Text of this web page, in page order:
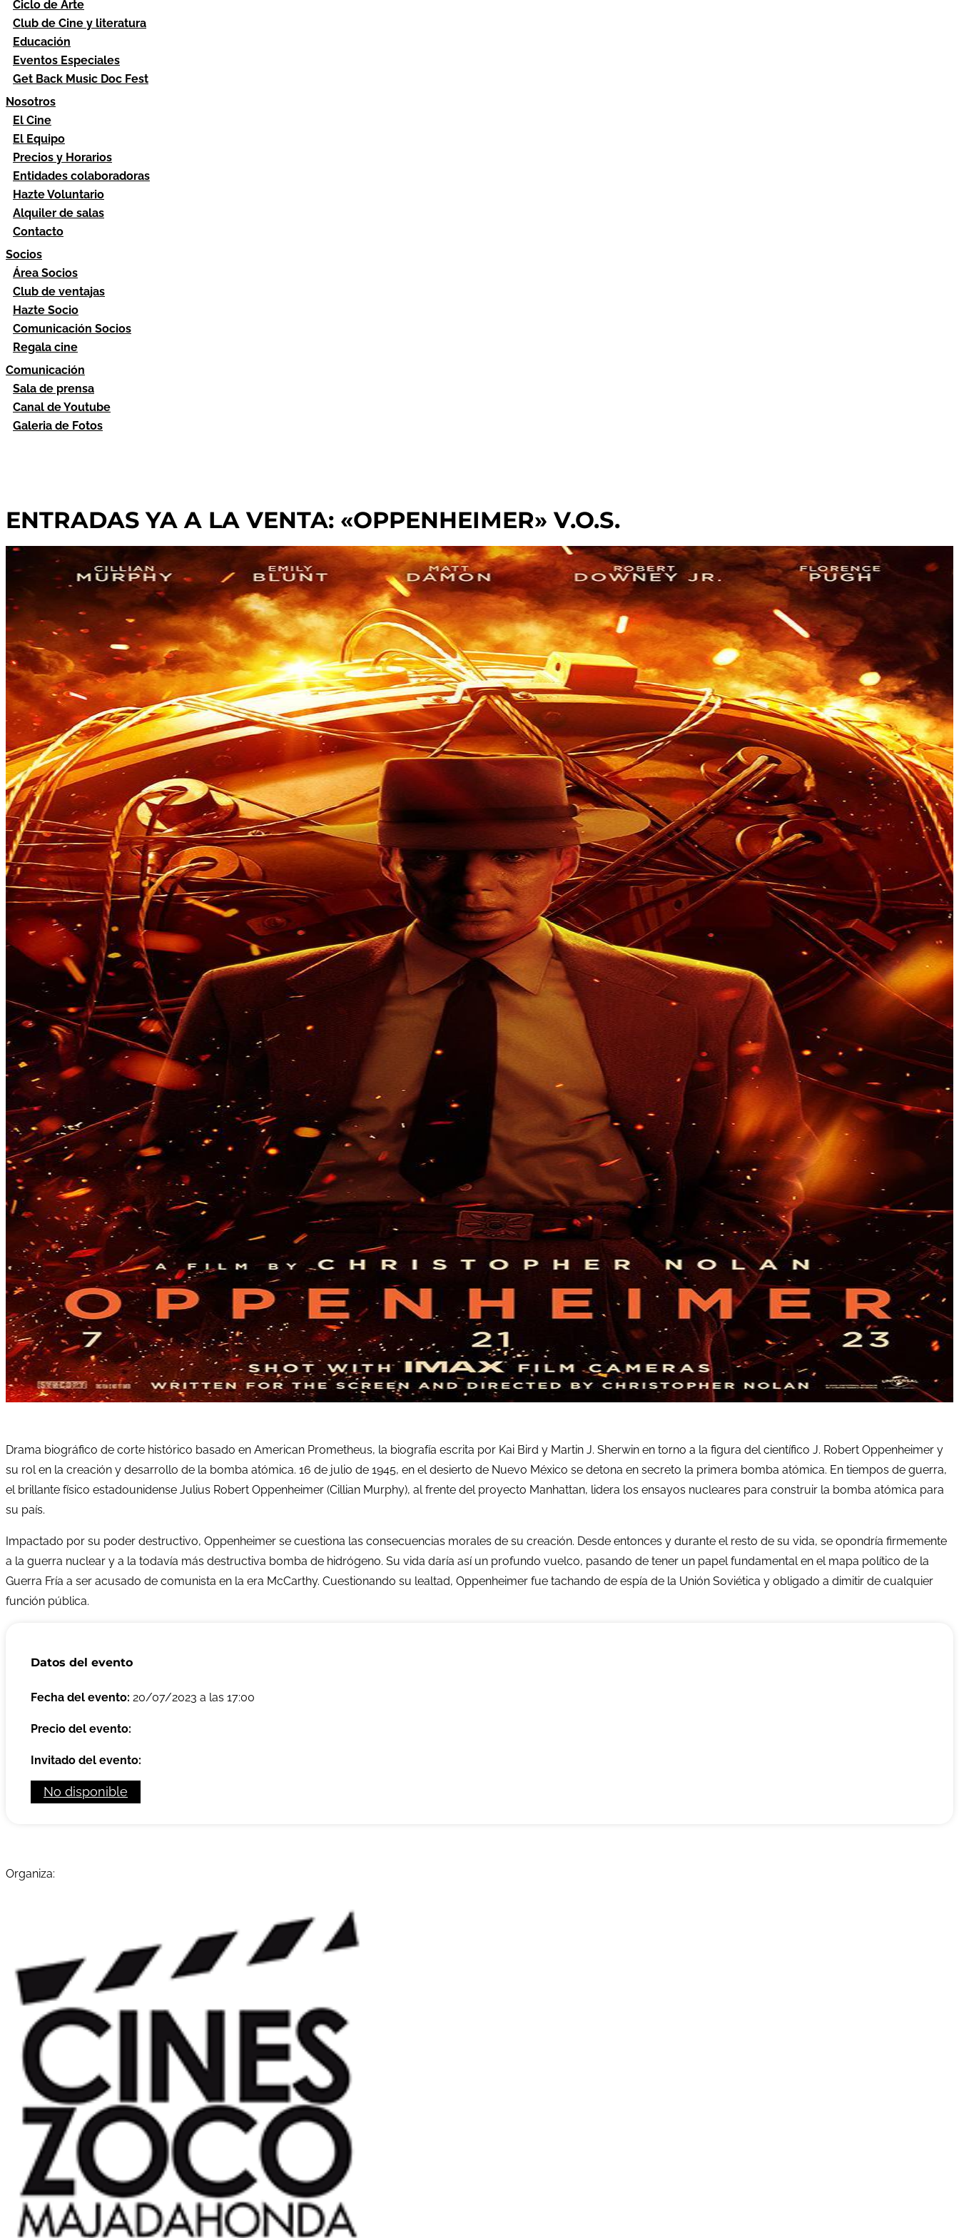
Ciclo de Arte
Club de Cine y literatura
Educación
Eventos Especiales
Get Back Music Doc Fest
Nosotros
El Cine
El Equipo
Precios y Horarios
Entidades colaboradoras
Hazte Voluntario
Alquiler de salas
Contacto
Socios
Área Socios
Club de ventajas
Hazte Socio
Comunicación Socios
Regala cine
Comunicación
Sala de prensa
Canal de Youtube
Galeria de Fotos
ENTRADAS YA A LA VENTA: «OPPENHEIMER» V.O.S.
Drama biográfico de corte histórico basado en American Prometheus, la biografía escrita por Kai Bird y Martin J. Sherwin en torno a la figura del científico J. Robert Oppenheimer y
su rol en la creación y desarrollo de la bomba atómica. 16 de julio de 1945, en el desierto de Nuevo México se detona en secreto la primera bomba atómica. En tiempos de guerra,
el brillante físico estadounidense Julius Robert Oppenheimer (Cillian Murphy), al frente del proyecto Manhattan, lidera los ensayos nucleares para construir la bomba atómica para
su país.
Impactado por su poder destructivo, Oppenheimer se cuestiona las consecuencias morales de su creación. Desde entonces y durante el resto de su vida, se opondría firmemente
a la guerra nuclear y a la todavía más destructiva bomba de hidrógeno. Su vida daría así un profundo vuelco, pasando de tener un papel fundamental en el mapa político de la
Guerra Fría a ser acusado de comunista en la era McCarthy. Cuestionando su lealtad, Oppenheimer fue tachando de espía de la Unión Soviética y obligado a dimitir de cualquier
función pública.
Datos del evento
Fecha del evento: 20/07/2023 a las 17:00
Precio del evento:
Invitado del evento:
No disponible
Organiza: